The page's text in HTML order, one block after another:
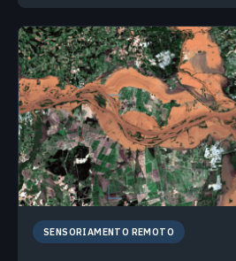
SENSORIAMENTO REMOTO